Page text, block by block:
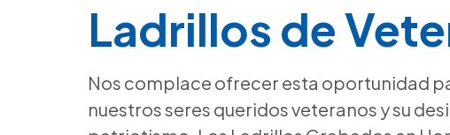
Ladrillos de
Nos complace ofrecer esta oportunidad
nuestros seres queridos veteranos y su